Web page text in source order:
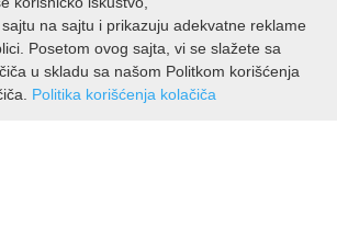
na sajtu i prikazuju adekvatne reklame
Posetom ovog sajta, vi se slažete sa
u skladu sa našom Politkom korišćenja
Politika korišćenja kolačiča